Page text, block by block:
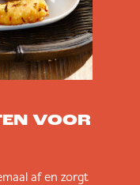
VOOR
af en zorgt